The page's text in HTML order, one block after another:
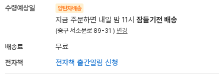
수령예상일 양탄자배송
지금 주문하면 내일 밤 11시 잠들기전 배송
(중구 서소문로 89-31 ) 변경
배송료 무료
전자책 전자책 출간알림 신청